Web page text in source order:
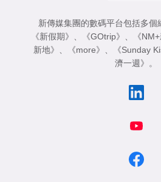
新傳媒集團的數碼平台包括多個
《新假期》
《GOtrip》 《
新地》
《more》 《Sunday
濟一週》
。